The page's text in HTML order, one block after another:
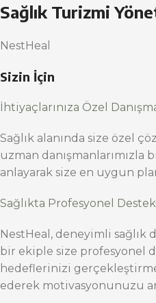
Sağlık Turizmi
NestHeal
Sizin İçin
İhtiyaçlarınıza Özel
Sağlık alanında size özel
uzman danışmanlarımızla
anlayarak size en uygun
Sağlıkta Profesyonel Destek
NestHeal, deneyimli sağlık
bir ekiple size profesyonel
hedeflerinizi
ederek motivasyonunuzu